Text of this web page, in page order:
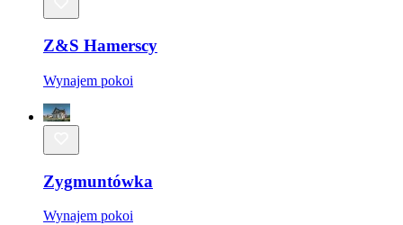
Z&S Hamerscy
Wynajem pokoi
Zygmuntówka
Wynajem pokoi